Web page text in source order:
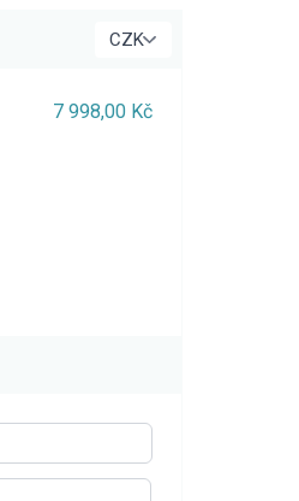
7 998,00 Kč